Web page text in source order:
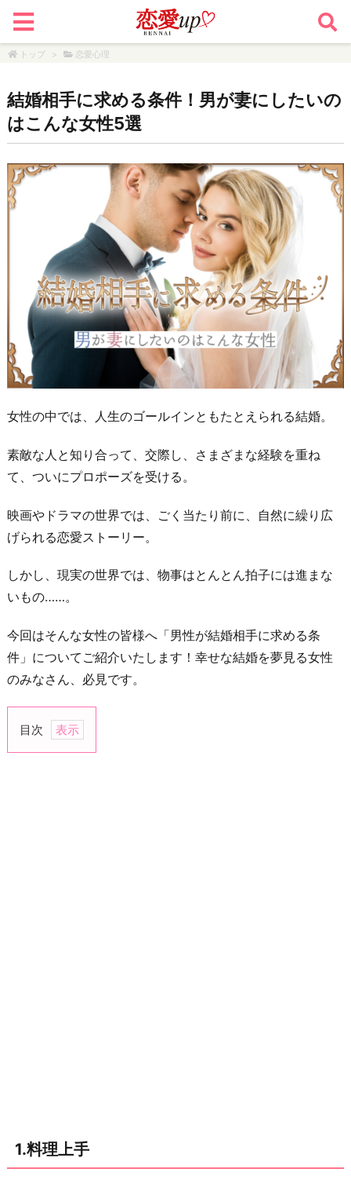
トップ > 恋愛心理
結婚相手に求める条件！男が妻にしたいの
はこんな女性5選
女性の中では、人生のゴールインともたとえられる結婚。
素敵な人と知り合って、交際し、さまざまな経験を重ね
て、ついにプロポーズを受ける。
映画やドラマの世界では、ごく当たり前に、自然に繰り広
げられる恋愛ストーリー。
しかし、現実の世界では、物事はとんとん拍子には進まな
いもの……。
今回はそんな女性の皆様へ「男性が結婚相手に求める条
件」についてご紹介いたします！幸せな結婚を夢見る女性
のみなさん、必見です。
目次
1.
て
1.料理上手